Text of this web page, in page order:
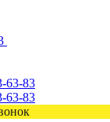
63-83
63-83